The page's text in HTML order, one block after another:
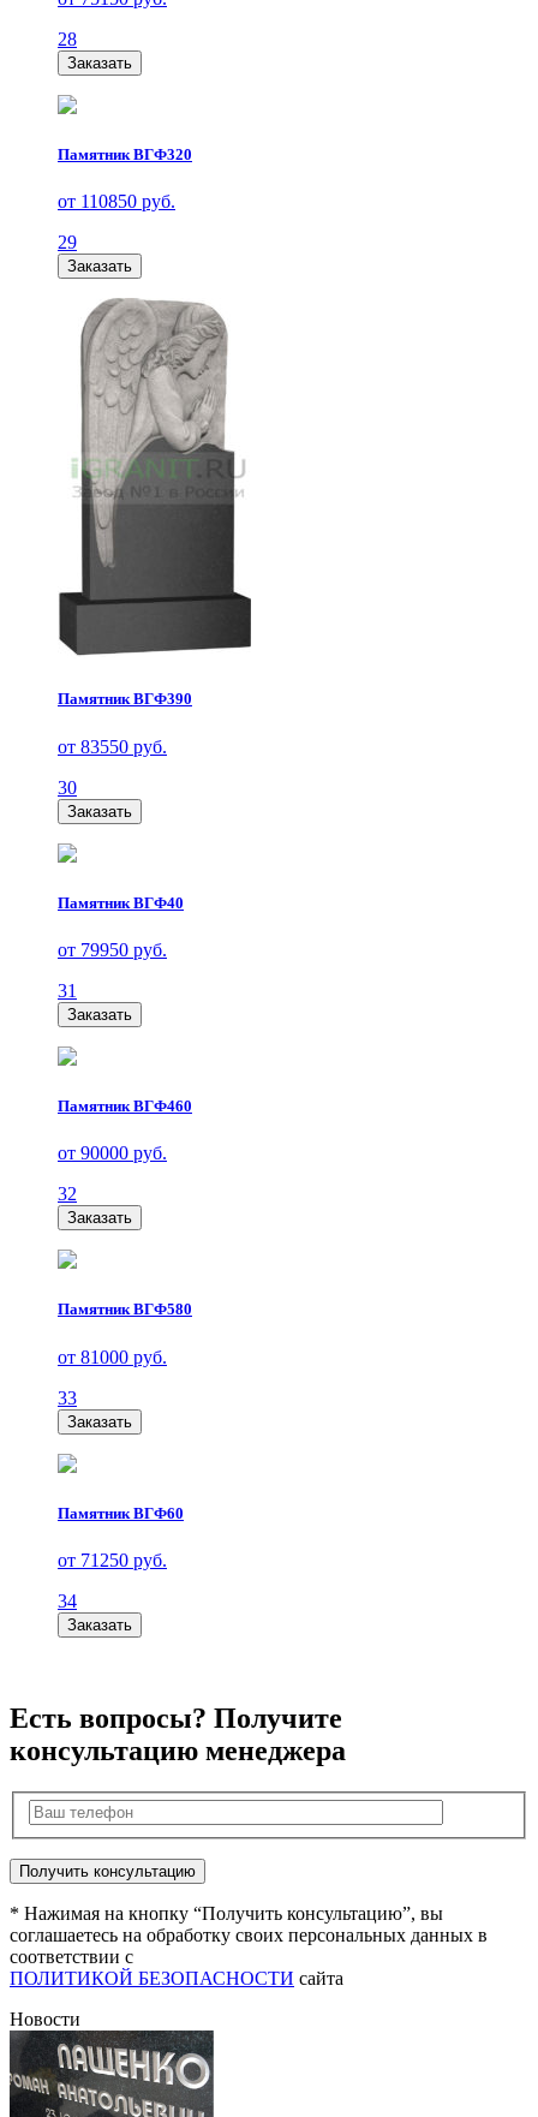
28
Заказать
Памятник ВГФ320
от 110850 руб.
29
Заказать
Памятник ВГФ390
от 83550 руб.
30
Заказать
Памятник ВГФ40
от 79950 руб.
31
Заказать
Памятник ВГФ460
от 90000 руб.
32
Заказать
Памятник ВГФ580
от 81000 руб.
33
Заказать
Памятник ВГФ60
от 71250 руб.
34
Заказать
Есть вопросы? Получите
консультацию менеджера
* Нажимая на кнопку “Получить консультацию”, вы
соглашаетесь на обработку своих персональных данных в
соответствии с
ПОЛИТИКОЙ БЕЗОПАСНОСТИ сайта
Новости